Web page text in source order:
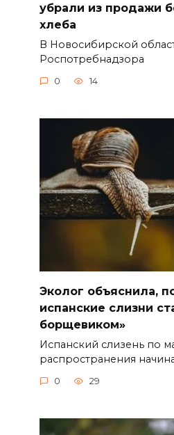
убрали из продажи
хлеба
В Новосибирской
Роспотребнадзора
0 14
Эколог объяснила,
испанские слизни
борщевиком»
Испанский слизень по
распространения
0 29